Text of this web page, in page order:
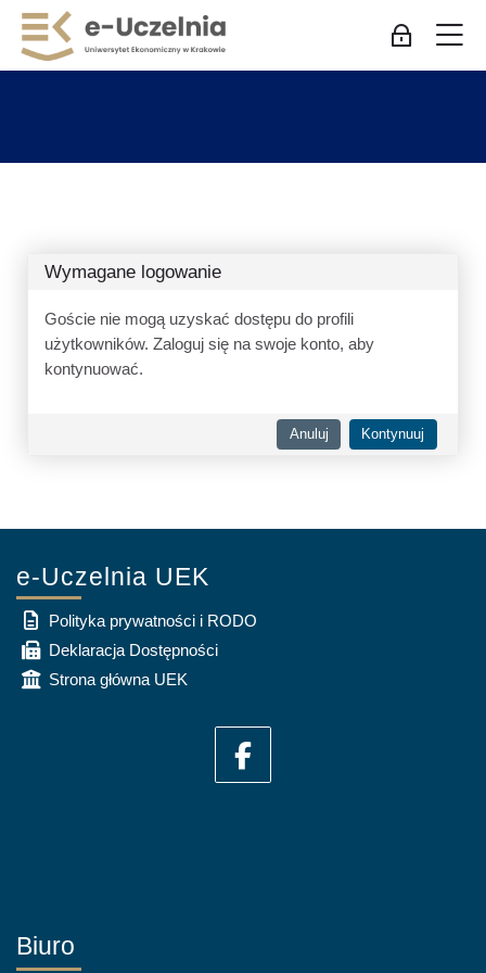
Skip to navigation
Skip to login form
Przejdź do głównej zawartości
Skip to accessibility options
Skip to footer
Skip accessibility options
Zaloguj
Wymagane logowanie
Goście nie mogą uzyskać dostępu do profili
użytkowników. Zaloguj się na swoje konto, aby
kontynuować.
Anuluj Kontynuuj
e-Uczelnia UEK
Polityka prywatności i RODO
Deklaracja Dostępności
Strona główna UEK
Biuro